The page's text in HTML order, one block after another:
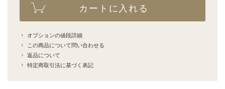
カートに入れる
オプションの値段詳細
この商品について問い合わせる
返品について
特定商取引法に基づく表記